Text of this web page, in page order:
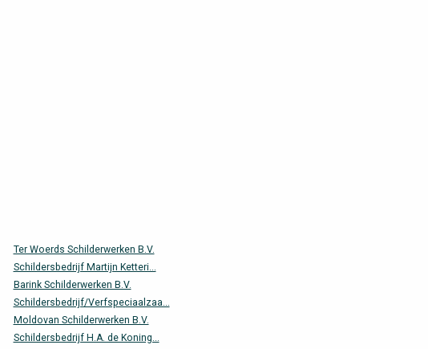
Ter Woerds Schilderwerken B.V.
Schildersbedrijf Martijn Ketteri...
Barink Schilderwerken B.V.
Schildersbedrijf/Verfspeciaalzaa...
Moldovan Schilderwerken B.V.
Schildersbedrijf H.A. de Koning...